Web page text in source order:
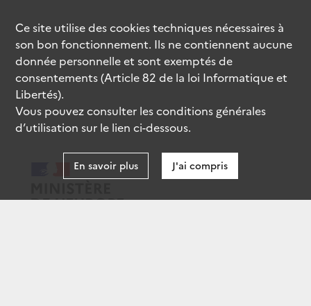
Ce site utilise descookiestechniques nécessaires à
son bon fonctionnement. Ils ne contiennent aucune
donnée personnelle et sont exemptés de
consentements (Article 82 de la loi Informatique et
Libertés).
Vous pouvez consulter les conditions générales
d’utilisation sur le lien ci-dessous.
En savoir plus J'ai compris